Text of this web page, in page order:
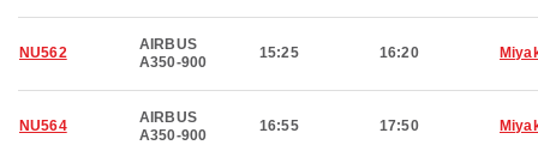
NU562
AIRBUS
A350-900
15:25 16:20
NU564
AIRBUS
A350-900
16:55 17:50